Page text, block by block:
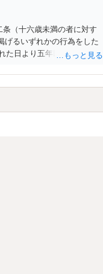
（十六歳未満の者に対す
るいずれかの行為をした
た日より五年以上前の日に
面会を要求すること。 三
ること。 2前項の罪を犯
の拘禁刑又は百万円以下の